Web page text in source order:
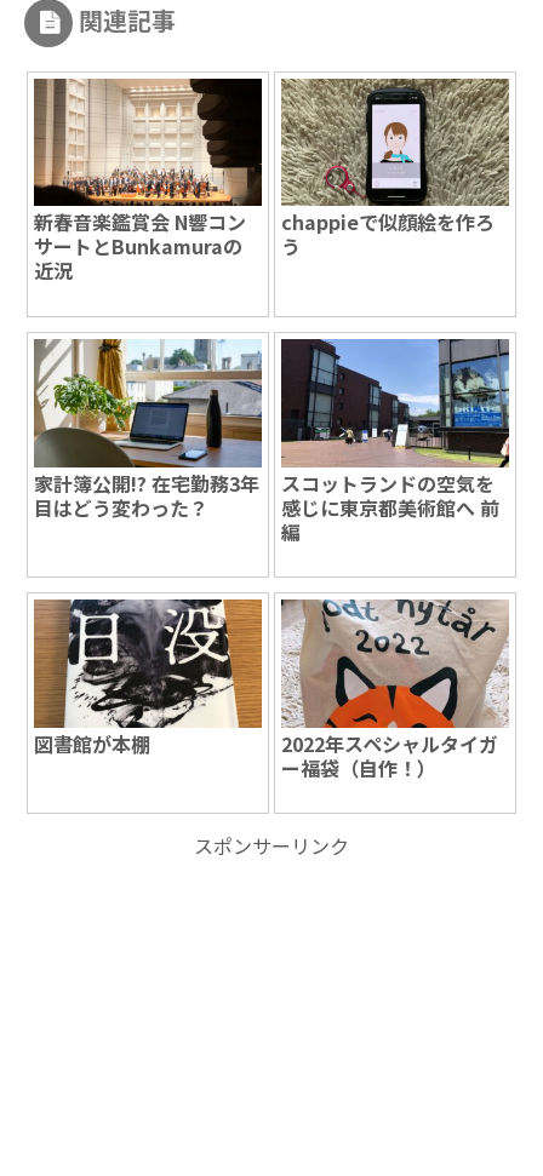
関連記事
新春音楽鑑賞会 N響コン
サートとBunkamuraの
近況
chappieで似顔絵を作ろ
う
家計簿公開!? 在宅勤務3年
目はどう変わった？
スコットランドの空気を
感じに東京都美術館へ 前
編
図書館が本棚
2022年スペシャルタイガ
ー福袋（自作！）
スポンサーリンク